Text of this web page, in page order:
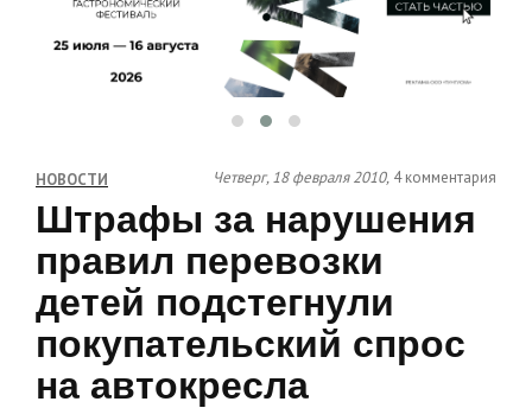
НОВОСТИ Четверг, 18 февраля 2010, 4 комментария
Штрафы за нарушения
правил перевозки
детей подстегнули
покупательский спрос
на автокресла